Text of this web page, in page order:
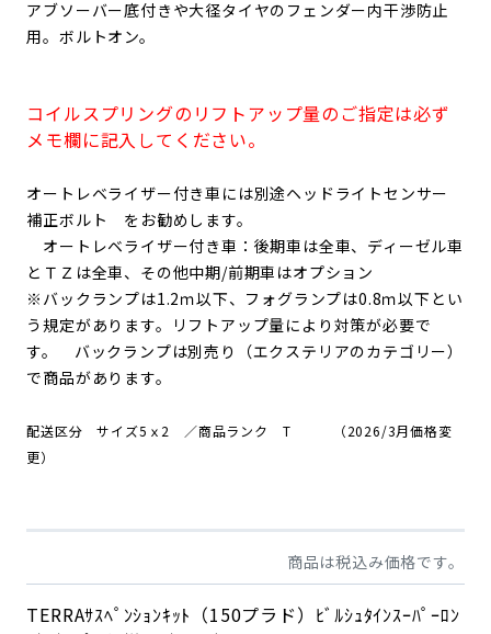
アブソーバー底付きや大径タイヤのフェンダー内干渉防止
用。ボルトオン。
コイルスプリングのリフトアップ量のご指定は必ず
メモ欄に記入してください。
オートレベライザー付き車には別途ヘッドライトセンサー
補正ボルト をお勧めします。
オートレベライザー付き車：後期車は全車、ディーゼル車
とＴＺは全車、その他中期/前期車はオプション
※バックランプは1.2ｍ以下、フォグランプは0.8ｍ以下 と い
う規定があります。リフトアップ量により対策が必要で
す。
バックランプは別売り
（エクステリアのカテゴリー）
で商品があります。
配送区分 サイズ5ｘ2 ／商品ランク T （2026/3月価格変
更）
商品は税込み価格です。
TERRAｻｽﾍﾟﾝｼｮﾝｷｯﾄ（150プラド）ﾋﾞﾙｼｭﾀｲﾝｽｰﾊﾟｰﾛﾝ